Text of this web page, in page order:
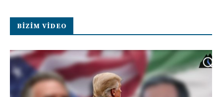
BIZIM VIDEO